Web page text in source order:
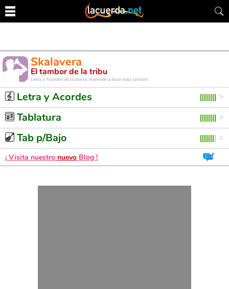
Skalavera
El tambor de la tribu
Letra y Acordes de Guitarra. Aprende a tocar esta canción
Letra y Acordes
Tablatura
Tab p/Bajo
¡ Visita nuestro nuevo Blog !